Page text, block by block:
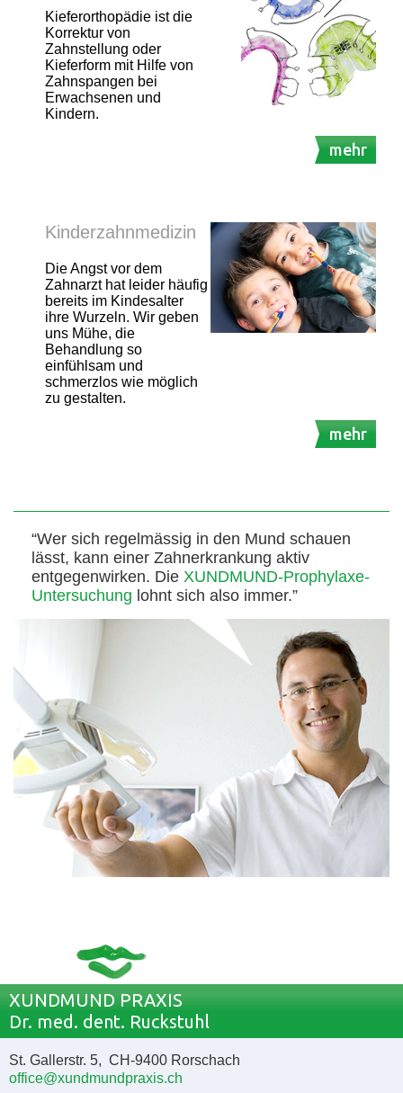
Kieferorthopädie ist die
Korrektur von
Zahnstellung oder
Kieferform mit Hilfe von
Zahnspangen bei
Erwachsenen und
Kindern.
mehr
Kinderzahnmedizin
Die Angst vor dem
Zahnarzt hat leider häufig
bereits im Kindesalter
ihre Wurzeln. Wir geben
uns Mühe, die
Behandlung so
einfühlsam und
schmerzlos wie möglich
zu gestalten.
mehr
“Wer sich regelmässig in den Mund schauen
lässt, kann einer Zahnerkrankung aktiv
entgegenwirken. Die XUNDMUND-Prophylaxe-
Untersuchung lohnt sich also immer.”
XUNDMUND PRAXIS
Dr. med. dent. Ruckstuhl
St. Gallerstr. 5, CH-9400 Rorschach
office@xundmundpraxis.ch